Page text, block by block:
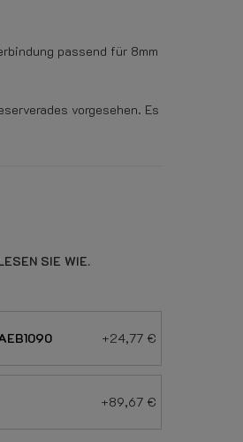
passend für 8mm
vorgesehen. Es
SIE WIE.
+24,77 €
+89,67 €